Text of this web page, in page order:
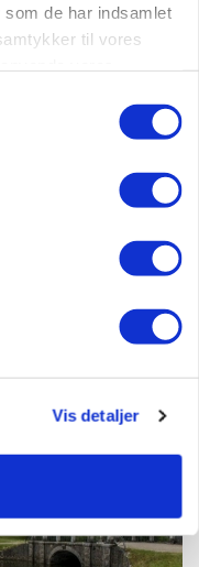
de har indsamlet
til vores
Vis detaljer